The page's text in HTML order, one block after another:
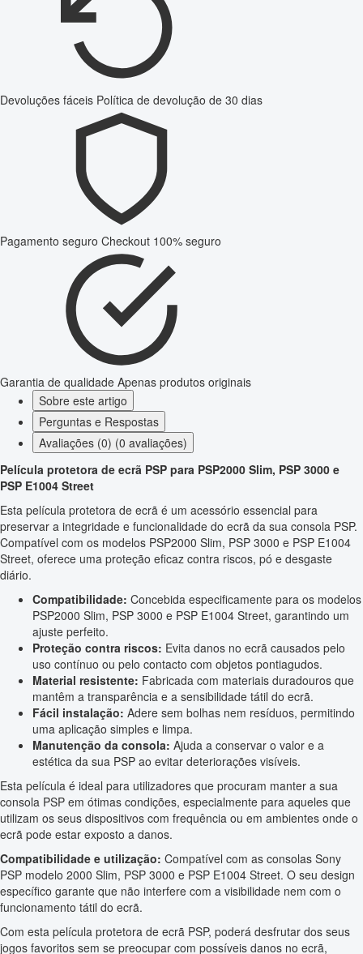
Devoluções fáceis Política de devolução de 30 dias
Pagamento seguro Checkout 100% seguro
Garantia de qualidade Apenas produtos originais
Sobre este artigo
Perguntas e Respostas
Avaliações (0) (0 avaliações)
Película protetora de ecrã PSP para PSP2000 Slim, PSP 3000 e
PSP E1004 Street
Esta película protetora de ecrã é um acessório essencial para
preservar a integridade e funcionalidade do ecrã da sua consola PSP.
Compatível com os modelos PSP2000 Slim, PSP 3000 e PSP E1004
Street, oferece uma proteção eficaz contra riscos, pó e desgaste
diário.
Compatibilidade: Concebida especificamente para os modelos
PSP2000 Slim, PSP 3000 e PSP E1004 Street, garantindo um
ajuste perfeito.
Proteção contra riscos: Evita danos no ecrã causados pelo
uso contínuo ou pelo contacto com objetos pontiagudos.
Material resistente: Fabricada com materiais duradouros que
mantêm a transparência e a sensibilidade tátil do ecrã.
Fácil instalação: Adere sem bolhas nem resíduos, permitindo
uma aplicação simples e limpa.
Manutenção da consola: Ajuda a conservar o valor e a
estética da sua PSP ao evitar deteriorações visíveis.
Esta película é ideal para utilizadores que procuram manter a sua
consola PSP em ótimas condições, especialmente para aqueles que
utilizam os seus dispositivos com frequência ou em ambientes onde o
ecrã pode estar exposto a danos.
Compatibilidade e utilização: Compatível com as consolas Sony
PSP modelo 2000 Slim, PSP 3000 e PSP E1004 Street. O seu design
específico garante que não interfere com a visibilidade nem com o
funcionamento tátil do ecrã.
Com esta película protetora de ecrã PSP, poderá desfrutar dos seus
jogos favoritos sem se preocupar com possíveis danos no ecrã,